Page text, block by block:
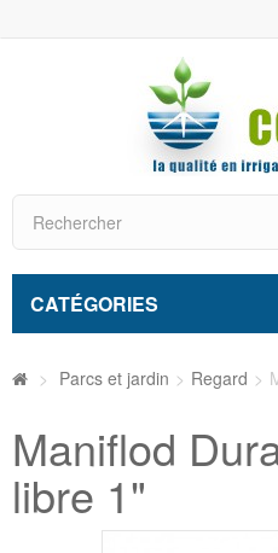
CATÉGORIES
> Parcs et jardin > Regard >
Maniflod
libre 1"